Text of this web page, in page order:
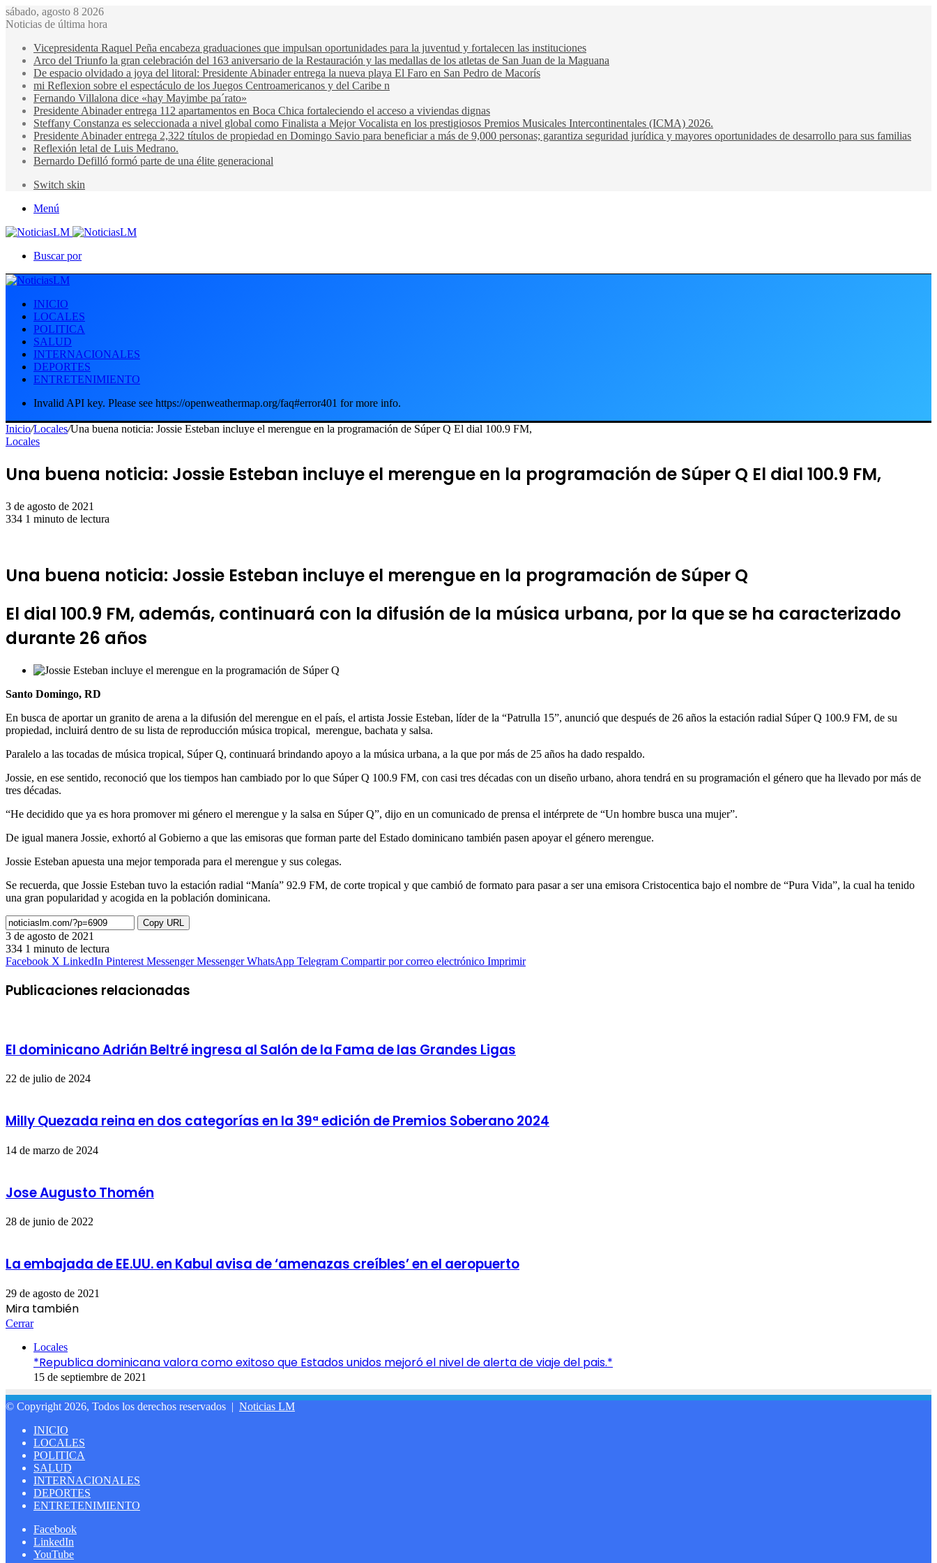
sábado, agosto 8 2026
Noticias de última hora
Vicepresidenta Raquel Peña encabeza graduaciones que impulsan oportunidades para la juventud y fortalecen las instituciones
Arco del Triunfo la gran celebración del 163 aniversario de la Restauración y las medallas de los atletas de San Juan de la Maguana
De espacio olvidado a joya del litoral: Presidente Abinader entrega la nueva playa El Faro en San Pedro de Macorís
mi Reflexion sobre el espectáculo de los Juegos Centroamericanos y del Caribe n
Fernando Villalona dice «hay Mayimbe pa´rato»
Presidente Abinader entrega 112 apartamentos en Boca Chica fortaleciendo el acceso a viviendas dignas
Steffany Constanza es seleccionada a nivel global como Finalista a Mejor Vocalista en los prestigiosos Premios Musicales Intercontinentales (ICMA) 2026.
Presidente Abinader entrega 2,322 títulos de propiedad en Domingo Savio para beneficiar a más de 9,000 personas; garantiza seguridad jurídica y mayores oportunidades de desarrollo para sus familias
Reflexión letal de Luis Medrano.
Bernardo Defilló formó parte de una élite generacional
Switch skin
Menú
Buscar por
INICIO
LOCALES
POLITICA
SALUD
INTERNACIONALES
DEPORTES
ENTRETENIMIENTO
Invalid API key. Please see https://openweathermap.org/faq#error401 for more info.
Inicio/Locales/Una buena noticia: Jossie Esteban incluye el merengue en la programación de Súper Q El dial 100.9 FM,
Locales
Una buena noticia: Jossie Esteban incluye el merengue en la programación de Súper Q El dial 100.9 FM,
3 de agosto de 2021
334 1 minuto de lectura
Una buena noticia: Jossie Esteban incluye el merengue en la programación de Súper Q
El dial 100.9 FM, además, continuará con la difusión de la música urbana, por la que se ha caracterizado
durante 26 años
Santo Domingo, RD
En busca de aportar un granito de arena a la difusión del merengue en el país, el artista Jossie Esteban, líder de la “Patrulla 15”, anunció que después de 26 años la estación radial Súper Q 100.9 FM, de su
propiedad, incluirá dentro de su lista de reproducción música tropical, merengue, bachata y salsa.
Paralelo a las tocadas de música tropical, Súper Q, continuará brindando apoyo a la música urbana, a la que por más de 25 años ha dado respaldo.
Jossie, en ese sentido, reconoció que los tiempos han cambiado por lo que Súper Q 100.9 FM, con casi tres décadas con un diseño urbano, ahora tendrá en su programación el género que ha llevado por más de
tres décadas.
“He decidido que ya es hora promover mi género el merengue y la salsa en Súper Q”, dijo en un comunicado de prensa el intérprete de “Un hombre busca una mujer”.
De igual manera Jossie, exhortó al Gobierno a que las emisoras que forman parte del Estado dominicano también pasen apoyar el género merengue.
Jossie Esteban apuesta una mejor temporada para el merengue y sus colegas.
Se recuerda, que Jossie Esteban tuvo la estación radial “Manía” 92.9 FM, de corte tropical y que cambió de formato para pasar a ser una emisora Cristocentica bajo el nombre de “Pura Vida”, la cual ha tenido
una gran popularidad y acogida en la población dominicana.
Copy URL
3 de agosto de 2021
334 1 minuto de lectura
Facebook X LinkedIn Pinterest Messenger Messenger WhatsApp Telegram Compartir por correo electrónico Imprimir
Publicaciones relacionadas
El dominicano Adrián Beltré ingresa al Salón de la Fama de las Grandes Ligas
22 de julio de 2024
Milly Quezada reina en dos categorías en la 39ª edición de Premios Soberano 2024
14 de marzo de 2024
Jose Augusto Thomén
28 de junio de 2022
La embajada de EE.UU. en Kabul avisa de ‘amenazas creíbles’ en el aeropuerto
29 de agosto de 2021
Mira también
Cerrar
Locales
*Republica dominicana valora como exitoso que Estados unidos mejoró el nivel de alerta de viaje del pais.*
15 de septiembre de 2021
© Copyright 2026, Todos los derechos reservados | Noticias LM
INICIO
LOCALES
POLITICA
SALUD
INTERNACIONALES
DEPORTES
ENTRETENIMIENTO
Facebook
LinkedIn
YouTube